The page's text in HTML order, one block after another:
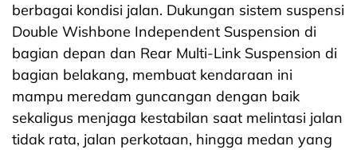
berbagai kondisi jalan. Dukungan sistem suspensi
Double Wishbone Independent Suspension di
bagian depan dan Rear Multi-Link Suspension di
bagian belakang, membuat kendaraan ini
mampu meredam guncangan dengan baik
sekaligus menjaga kestabilan saat melintasi jalan
tidak rata, jalan perkotaan, hingga medan yang